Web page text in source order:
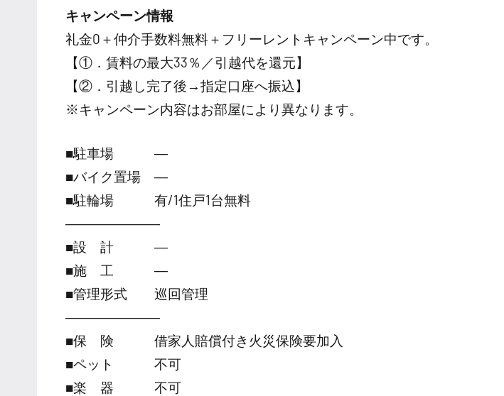
キャンペーン情報
礼金0 ＋仲介手数料無料＋ フリーレント キャンペーン中です。
【①．賃料の最大33％／引越代を還元】
【②．引越し完了後→指定口座へ振込】
※キャンペーン内容はお部屋により異なります。
■駐車場 ―
■バイク置場 ―
■駐輪場 有/1住戸1台無料
―――――――
■設 計 ―
■施 工 ―
■管理形式 巡回管理
―――――――
■保 険 借家人賠償付き火災保険要加入
■ペット 不可
■楽 器 不可